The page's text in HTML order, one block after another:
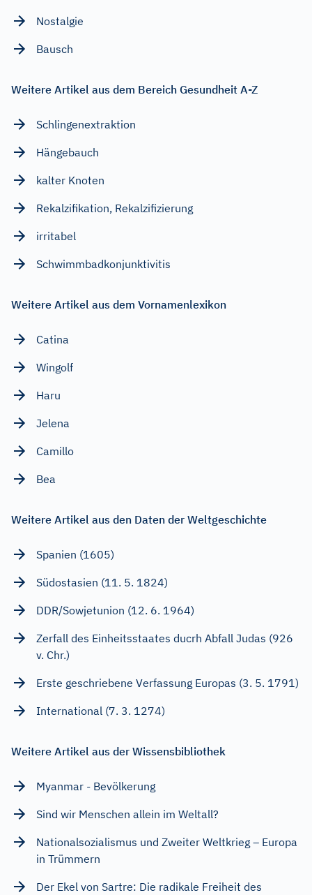
Nostalgie
Bausch
Weitere Artikel aus dem Bereich Gesundheit A-Z
Schlingenextraktion
Hängebauch
kalter Knoten
Rekalzifikation, Rekalzifizierung
irritabel
Schwimmbadkonjunktivitis
Weitere Artikel aus dem Vornamenlexikon
Catina
Wingolf
Haru
Jelena
Camillo
Bea
Weitere Artikel aus den Daten der Weltgeschichte
Spanien (1605)
Südostasien (11. 5. 1824)
DDR/Sowjetunion (12. 6. 1964)
Zerfall des Einheitsstaates ducrh Abfall Judas (926
v. Chr.)
Erste geschriebene Verfassung Europas (3. 5. 1791)
International (7. 3. 1274)
Weitere Artikel aus der Wissensbibliothek
Myanmar - Bevölkerung
Sind wir Menschen allein im Weltall?
Nationalsozialismus und Zweiter Weltkrieg – Europa
in Trümmern
Der Ekel von Sartre: Die radikale Freiheit des